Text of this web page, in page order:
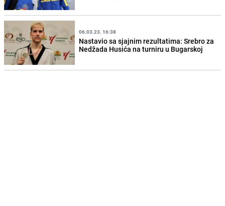
06.03.23. 16:38
Nastavio sa sjajnim rezultatima: Srebro za
Nedžada Husića na turniru u Bugarskoj